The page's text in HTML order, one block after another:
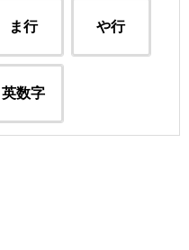
ま行 や行
英数字